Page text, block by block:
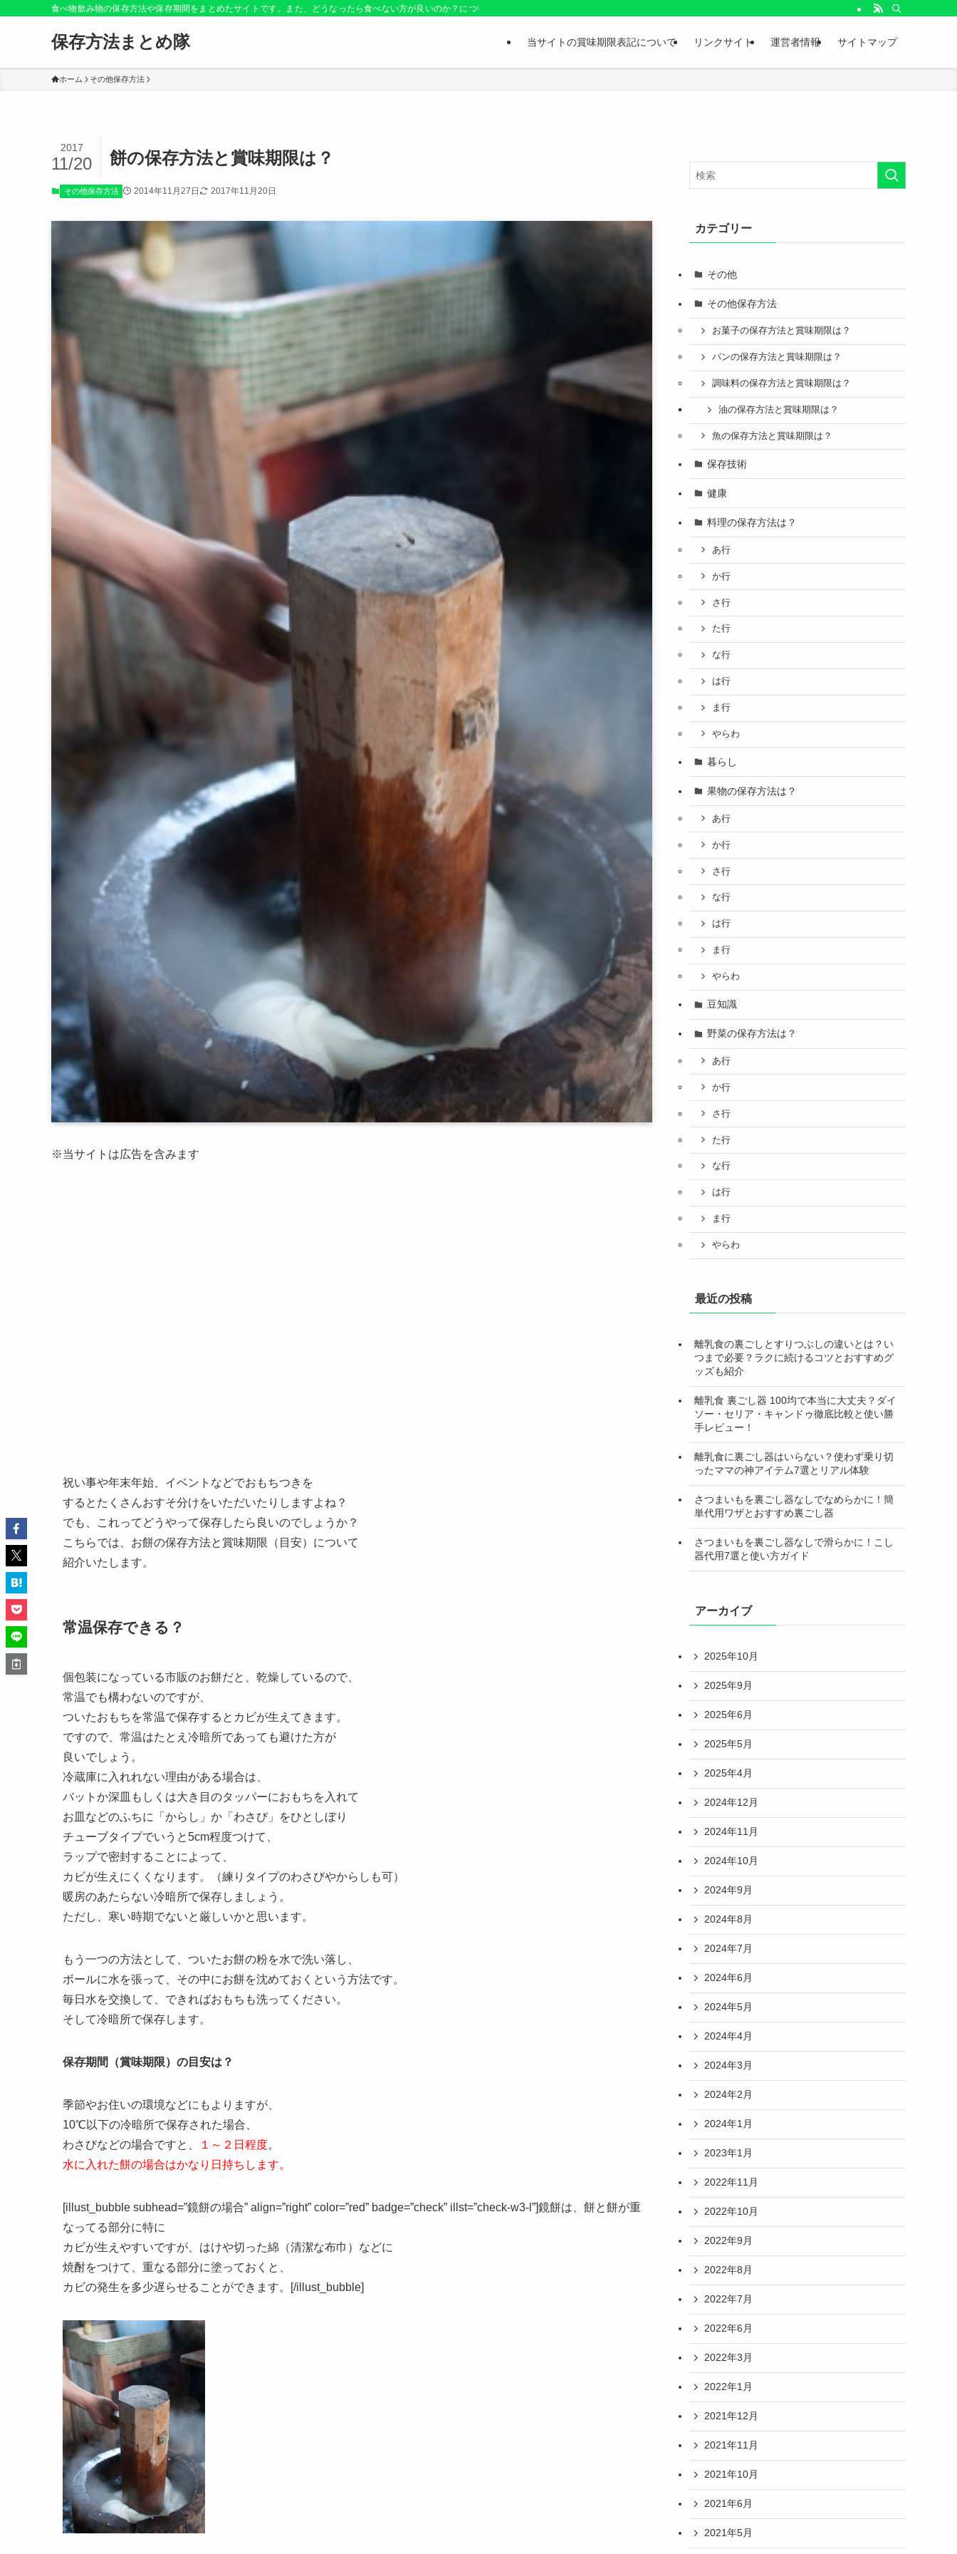
食べ物飲み物の保存方法や保存期間をまとめたサイトです。また、どうなったら食べない方が良いのか？についても紹介しているお役立ちサイトです。
保存方法まとめ隊 当サイトの賞味期限表記について リンクサイト 運営者情報 サイトマップ
ホーム その他保存方法
餅の保存方法と賞味期限は？
2017
11/20
その他保存方法 2014年11月27日 2017年11月20日
※当サイトは広告を含みます
祝い事や年末年始、イベントなどでおもちつきを
するとたくさんおすそ分けをいただいたりしますよね？
でも、これってどうやって保存したら良いのでしょうか？
こちらでは、お餅の保存方法と賞味期限（目安）について
紹介いたします。
常温保存できる？
個包装になっている市販のお餅だと、乾燥しているので、
常温でも構わないのですが、
ついたおもちを常温で保存するとカビが生えてきます。
ですので、常温はたとえ冷暗所であっても避けた方が
良いでしょう。
冷蔵庫に入れれない理由がある場合は、
バットか深皿もしくは大き目のタッパーにおもちを入れて
お皿などのふちに「からし」か「わさび」をひとしぼり
チューブタイプでいうと5cm程度つけて、
ラップで密封することによって、
カビが生えにくくなります。（練りタイプのわさびやからしも可）
暖房のあたらない冷暗所で保存しましょう。
ただし、寒い時期でないと厳しいかと思います。
もう一つの方法として、ついたお餅の粉を水で洗い落し、
ボールに水を張って、その中にお餅を沈めておくという方法です。
毎日水を交換して、できればおもちも洗ってください。
そして冷暗所で保存します。
保存期間（賞味期限）の目安は？
季節やお住いの環境などにもよりますが、
10℃以下の冷暗所で保存された場合、
わさびなどの場合ですと、
１～２日程度。
水に入れた餅の場合はかなり日持ちします。
[illust_bubble subhead=”鏡餅の場合” align=”right” color=”red” badge=”check” illst=”check-w3-l”]鏡餅は、餅と餅が重
なってる部分に特に
カビが生えやすいですが、はけや切った綿（清潔な布巾）などに
焼酎をつけて、重なる部分に塗っておくと、
カビの発生を多少遅らせることができます。[/illust_bubble]
カテゴリー
その他
その他保存方法
お菓子の保存方法と賞味期限は？
パンの保存方法と賞味期限は？
調味料の保存方法と賞味期限は？
油の保存方法と賞味期限は？
魚の保存方法と賞味期限は？
保存技術
健康
料理の保存方法は？
あ行
か行
さ行
た行
な行
は行
ま行
やらわ
暮らし
果物の保存方法は？
あ行
か行
さ行
な行
は行
ま行
やらわ
豆知識
野菜の保存方法は？
あ行
か行
さ行
た行
な行
は行
ま行
やらわ
最近の投稿
離乳食の裏ごしとすりつぶしの違いとは？い
つまで必要？ラクに続けるコツとおすすめグ
ッズも紹介
離乳食 裏ごし器 100均で本当に大丈夫？ダイ
ソー・セリア・キャンドゥ徹底比較と使い勝
手レビュー！
離乳食に裏ごし器はいらない？使わず乗り切
ったママの神アイテム7選とリアル体験
さつまいもを裏ごし器なしでなめらかに！簡
単代用ワザとおすすめ裏ごし器
さつまいもを裏ごし器なしで滑らかに！こし
器代用7選と使い方ガイド
アーカイブ
2025年10月
2025年9月
2025年6月
2025年5月
2025年4月
2024年12月
2024年11月
2024年10月
2024年9月
2024年8月
2024年7月
2024年6月
2024年5月
2024年4月
2024年3月
2024年2月
2024年1月
2023年1月
2022年11月
2022年10月
2022年9月
2022年8月
2022年7月
2022年6月
2022年3月
2022年1月
2021年12月
2021年11月
2021年10月
2021年6月
2021年5月